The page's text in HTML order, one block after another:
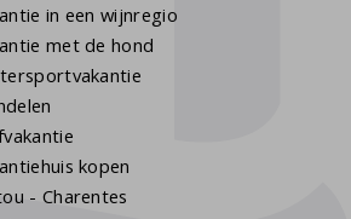
in een wijnregio
met de hond
kopen
- Charentes